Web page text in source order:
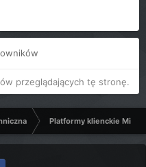
przeglądających tę stronę.
Platformy klienckie